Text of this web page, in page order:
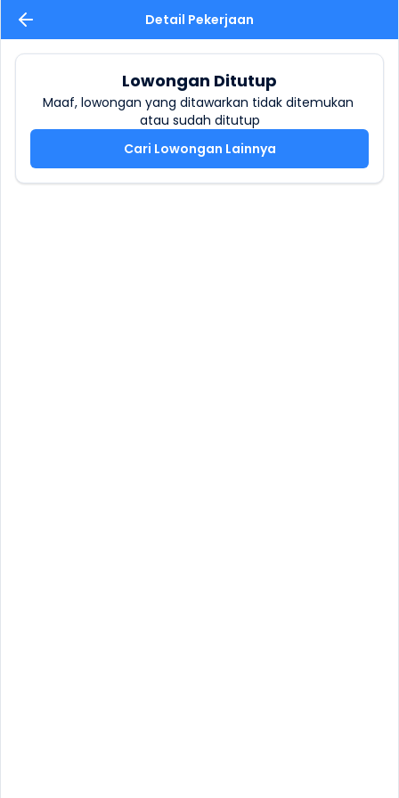
Detail Pekerjaan
Lowongan Ditutup
Maaf, lowongan yang ditawarkan tidak ditemukan
atau sudah ditutup
Cari Lowongan Lainnya